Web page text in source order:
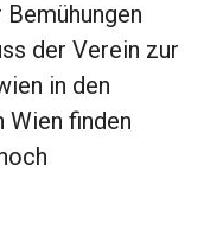
der Verein zur
in den
Wien finden